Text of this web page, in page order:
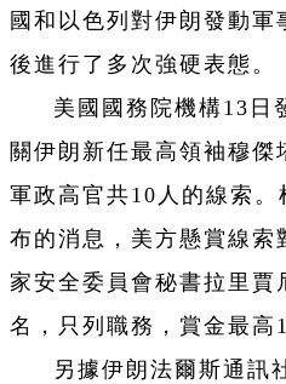
國和以色列對伊朗發動
後進行了多次強硬表態。
美國國務院機構13日
關伊朗新任最高領袖穆傑
軍政高官共10人的線索
布的消息，美方懸賞線索
家安全委員會秘書拉里賈
名，只列職務，賞金最高
另據伊朗法爾斯通訊